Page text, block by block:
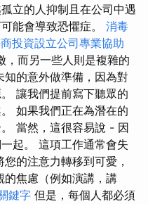
立的人抑制且在公司中遇
能會導致恐懼症。 消毒
投資設立公司專業協助
，而另一些人則是複雜的
的意外做準備，因為對
讓我們提前寫下聽眾的
如果我們正在為潛在的
當然，這很容易說 - 因
起。 這項工作通常會失
的注意力轉移到可愛，
焦慮（例如演講，講
鍵字 但是，每個人都必須